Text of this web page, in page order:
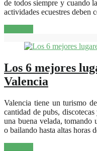
de todos siempre y cuando
actividades ecuestres deben
Los 6 mejores
Valencia
Valencia tiene un turismo
cantidad de pubs,
una buena velada, tomando
o bailando hasta altas horas